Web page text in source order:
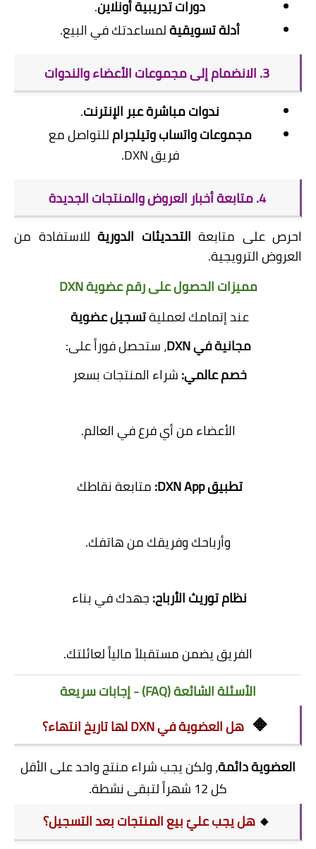
دورات تدريبية أونلاين.
أدلة تسويقيةلمساعدتك في البيع.
3. الانضمام إلى مجموعات الأعضاء والندوات
ندوات مباشرة عبر الإنترنت.
مجموعات واتساب وتيلجرامللتواصل مع
فريق DXN.
4. متابعة أخبار العروض والمنتجات الجديدة
احرص على متابعة التحديثات الدورية للاستفادة من
العروض الترويجية.
مميزات الحصول على رقم عضوية DXN
عند إتمامك لعمليةتسجيل عضوية
مجانية في DXN
، ستحصل فوراً على:
خصم عالمي:شراء المنتجات بسعر
الأعضاء من أي فرع في العالم.
تطبيق DXN App: متابعة نقاطك
وأرباحك وفريقك من هاتفك.
نظام توريث الأرباح:جهدك في بناء
الفريق يضمن مستقبلاً مالياً لعائلتك.
الأسئلة الشائعة (FAQ) - إجابات سريعة
🔸 هل العضوية في DXN لها تاريخ انتهاء؟
العضوية دائمة، ولكن يجب شراء منتج واحد على الأقل
كل 12 شهراً لتبقى نشطة.
🔸 هل يجب عليّ بيع المنتجات بعد التسجيل؟